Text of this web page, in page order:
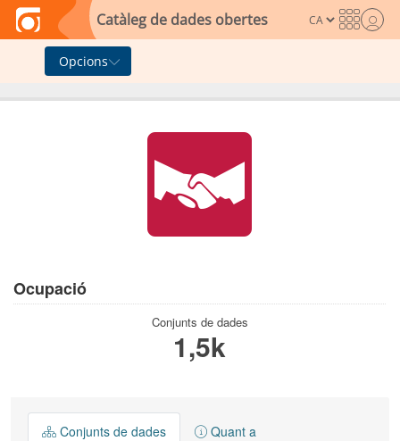
Skip to main content
Catàleg de dades obertes
Opcions
Ocupació
Conjunts de dades
1,5k
Conjunts de dades Quant a